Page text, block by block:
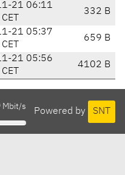
21 06:11
CET
332 B
21 05:37
CET
659 B
21 05:56
CET
4102 B
Powered by SNT
Mbit/s